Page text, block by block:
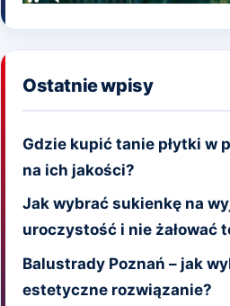
Ostatnie wpisy
Gdzie kupić tanie płytki w
na ich jakości?
Jak wybrać sukienkę na
uroczystość i nie żałować
Balustrady Poznań – jak
estetyczne rozwiązanie?